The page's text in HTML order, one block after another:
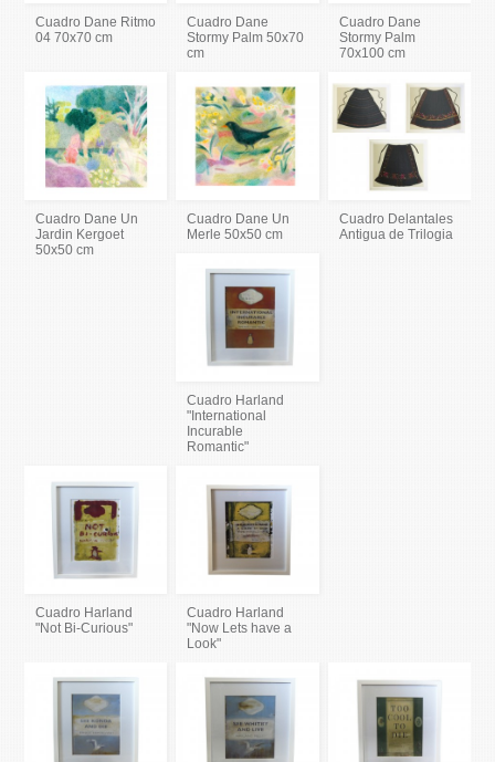
Cuadro Dane Ritmo
04 70x70 cm
Cuadro Dane
Stormy Palm 50x70
cm
Cuadro Dane
Stormy Palm
70x100 cm
Cuadro Dane Un
Jardin Kergoet
50x50 cm
Cuadro Dane Un
Merle 50x50 cm
Cuadro Delantales
Antigua de Trilogia
Cuadro Harland
"International
Incurable
Romantic"
Cuadro Harland
"Not Bi-Curious"
Cuadro Harland
"Now Lets have a
Look"